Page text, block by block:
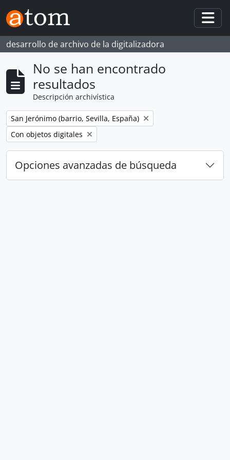
Skip to main content
desarrollo de archivo de la digitalizadora
No se han encontrado
resultados
Descripción archivística
Remove filter:
San Jerónimo (barrio, Sevilla, España)
Remove filter:
Con objetos digitales
Opciones avanzadas de búsqueda